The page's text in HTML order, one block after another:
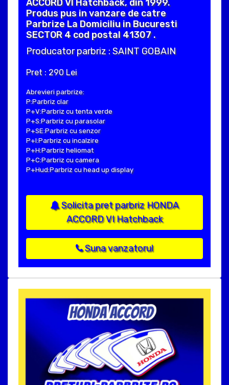
ACCORD VI Hatchback, din 1999.
Produs pus in vanzare de catre
Parbrize La Domiciliu in Bucuresti
SECTOR 4 cod postal 41307 .
Producator parbriz : SAINT GOBAIN
Pret : 290 Lei
Abrevieri parbrize:
P:Parbriz clar
P+V:Parbriz cu tenta verde
P+S:Parbriz cu parasolar
P+SE:Parbriz cu senzor
P+I:Parbriz cu incalzire
P+H:Parbriz heliomat
P+C:Parbriz cu camera
P+Hud:Parbriz cu head up display
Solicita pret parbriz HONDA
ACCORD VI Hatchback
Suna vanzatorul